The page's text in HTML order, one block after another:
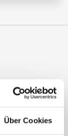
Über Cookies